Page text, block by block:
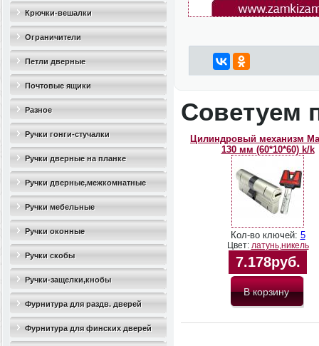
Крючки-вешалки
Ограничители
дверные(стопоры)
Петли дверные
Почтовые ящики
Разное
Ручки гонги-стучалки
Ручки дверные на планке
Ручки дверные,межкомнатные
Ручки мебельные
Ручки оконные
Ручки скобы
Ручки-защелки,кнобы
Фурнитура для раздв. дверей
Фурнитура для финских дверей
Советуем
Цилиндровый механизм
130 мм (60*10*60) k/k
Кол-во ключей: 5
Цвет: латунь,никель
7.178руб.